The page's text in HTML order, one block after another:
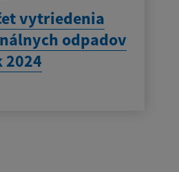
vytriedenia
odpadov
2024